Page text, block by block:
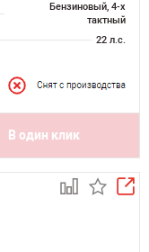
Бензиновый, 4-х
тактный
22 л.с.
В один клик